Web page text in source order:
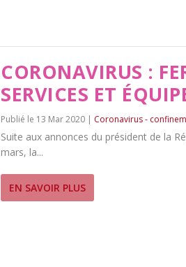
CORONAVIRUS :
SERVICES ET
13 Mar 2020 | Coronavirus -
Suite aux annonces du président de la
mars, la...
EN SAVOIR PLUS